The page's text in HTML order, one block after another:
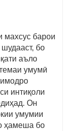
махсус барои
бо
аъло
умумӣ
интиқоли
Он
умумии
ҳамеша бо